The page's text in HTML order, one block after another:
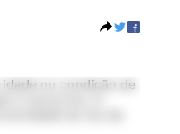
ou condição de
do Sul da